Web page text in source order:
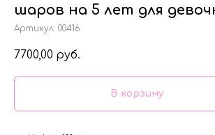
шаров на 5 лет для
Артикул: 00416
7700,00 руб.
В корзину